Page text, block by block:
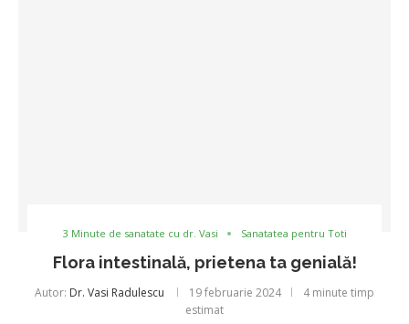
3 Minute de sanatate cu dr. Vasi Sanatatea pentru Toti
Flora intestinală, prietena ta genială!
Autor: Dr. Vasi Radulescu 19 februarie 2024
4 minute timp
estimat